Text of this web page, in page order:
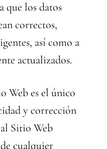
que los datos
correctos,
así como a
actualizados.
Web es el único
y corrección
Sitio Web
cualquier